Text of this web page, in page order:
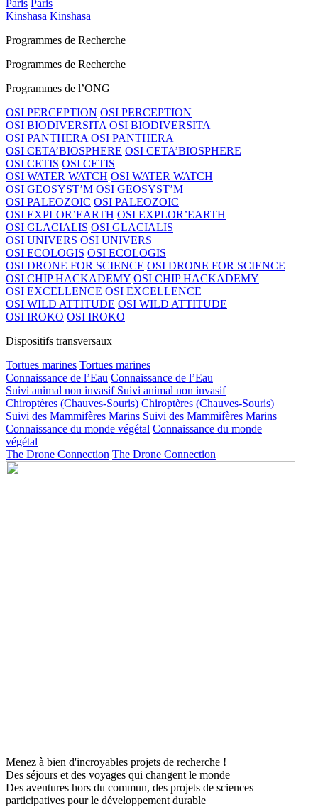
Paris Paris
Kinshasa Kinshasa
Programmes de Recherche
Programmes de Recherche
Programmes de l’ONG
OSI PERCEPTION OSI PERCEPTION
OSI BIODIVERSITA OSI BIODIVERSITA
OSI PANTHERA OSI PANTHERA
OSI CETA’BIOSPHERE OSI CETA’BIOSPHERE
OSI CETIS OSI CETIS
OSI WATER WATCH OSI WATER WATCH
OSI GEOSYST’M OSI GEOSYST’M
OSI PALEOZOIC OSI PALEOZOIC
OSI EXPLOR’EARTH OSI EXPLOR’EARTH
OSI GLACIALIS OSI GLACIALIS
OSI UNIVERS OSI UNIVERS
OSI ECOLOGIS OSI ECOLOGIS
OSI DRONE FOR SCIENCE OSI DRONE FOR SCIENCE
OSI CHIP HACKADEMY OSI CHIP HACKADEMY
OSI EXCELLENCE OSI EXCELLENCE
OSI WILD ATTITUDE OSI WILD ATTITUDE
OSI IROKO OSI IROKO
Dispositifs transversaux
Tortues marines Tortues marines
Connaissance de l’Eau Connaissance de l’Eau
Suivi animal non invasif Suivi animal non invasif
Chiroptères (Chauves-Souris) Chiroptères (Chauves-Souris)
Suivi des Mammifères Marins Suivi des Mammifères Marins
Connaissance du monde végétal Connaissance du monde
végétal
The Drone Connection The Drone Connection
Menez à bien d'incroyables projets de recherche !
Des séjours et des voyages qui changent le monde
Des aventures hors du commun, des projets de sciences
participatives pour le développement durable